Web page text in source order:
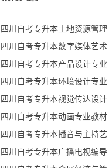
四川自考专升本土地资源管理
四川自考专升本数字媒体艺术
四川自考专升本产品设计专业
四川自考专升本环境设计专业
四川自考专升本视觉传达设计
四川自考专升本动画专业教材
四川自考专升本播音与主持艺
四川自考专升本广播电视编导